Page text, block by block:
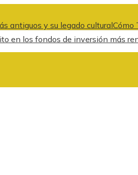
antiguos y su legado culturalCómo
en los fondos de inversión más